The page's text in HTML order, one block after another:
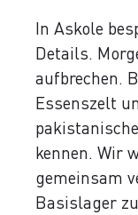
In Askole
Details.
aufbrechen.
Essenszelt
kennen. Wir
gemeinsam
Basislager